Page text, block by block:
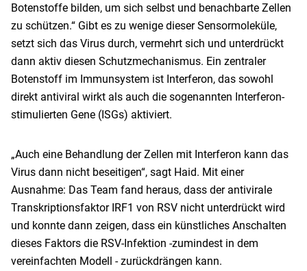
Botenstoffe bilden, um sich selbst und benachbarte Zellen
zu schützen.“ Gibt es zu wenige dieser Sensormoleküle,
setzt sich das Virus durch, vermehrt sich und unterdrückt
dann aktiv diesen Schutzmechanismus. Ein zentraler
Botenstoff im Immunsystem ist Interferon, das sowohl
direkt antiviral wirkt als auch die sogenannten Interferon-
stimulierten Gene (ISGs) aktiviert.
„Auch eine Behandlung der Zellen mit Interferon kann das
Virus dann nicht beseitigen“, sagt Haid. Mit einer
Ausnahme: Das Team fand heraus, dass der antivirale
Transkriptionsfaktor IRF1 von RSV nicht unterdrückt wird
und konnte dann zeigen, dass ein künstliches Anschalten
dieses Faktors die RSV-Infektion -zumindest in dem
vereinfachten Modell - zurückdrängen kann.